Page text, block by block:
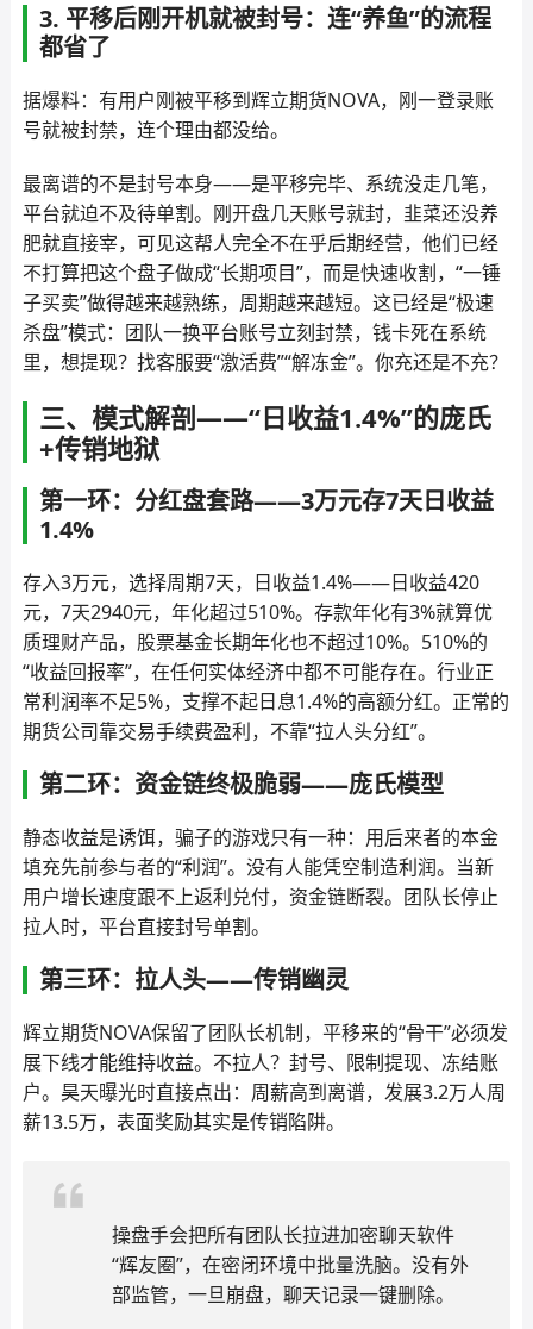
3. 平移后刚开机就被封号：连“养鱼”的流程
都省了
据爆料：有用户刚被平移到辉立期货NOVA，刚一登录账
号就被封禁，连个理由都没给。
最离谱的不是封号本身——是平移完毕、系统没走几笔，
平台就迫不及待单割。刚开盘几天账号就封，韭菜还没养
肥就直接宰，可见这帮人完全不在乎后期经营，他们已经
不打算把这个盘子做成“长期项目”，而是快速收割，“一锤
子买卖”做得越来越熟练，周期越来越短。这已经是“极速
杀盘”模式：团队一换平台账号立刻封禁，钱卡死在系统
里，想提现？找客服要“激活费”“解冻金”。你充还是不充？
三、模式解剖——“日收益1.4%”的庞氏
+传销地狱
第一环：分红盘套路——3万元存7天日收益
1.4%
存入3万元，选择周期7天，日收益1.4%——日收益420
元，7天2940元，年化超过510%。存款年化有3%就算优
质理财产品，股票基金长期年化也不超过10%。510%的
“收益回报率”，在任何实体经济中都不可能存在。行业正
常利润率不足5%，支撑不起日息1.4%的高额分红。正常的
期货公司靠交易手续费盈利，不靠“拉人头分红”。
第二环：资金链终极脆弱——庞氏模型
静态收益是诱饵，骗子的游戏只有一种：用后来者的本金
填充先前参与者的“利润”。没有人能凭空制造利润。当新
用户增长速度跟不上返利兑付，资金链断裂。团队长停止
拉人时，平台直接封号单割。
第三环：拉人头——传销幽灵
辉立期货NOVA保留了团队长机制，平移来的“骨干”必须发
展下线才能维持收益。不拉人？封号、限制提现、冻结账
户。昊天曝光时直接点出：周薪高到离谱，发展3.2万人周
薪13.5万，表面奖励其实是传销陷阱。
操盘手会把所有团队长拉进加密聊天软件
“辉友圈”，在密闭环境中批量洗脑。没有外
部监管，一旦崩盘，聊天记录一键删除。